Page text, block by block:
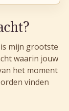
mijn grootste
waarin jouw
het moment
vinden